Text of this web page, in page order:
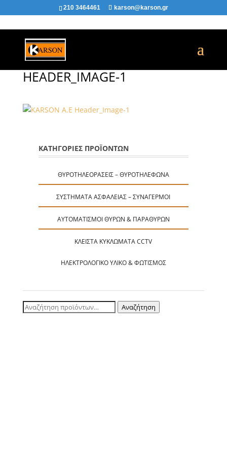
210 3464461 karson@karson.gr
HEADER_IMAGE-1
ΚΑΤΗΓΟΡΙΕΣ ΠΡΟΪΟΝΤΩΝ
ΘΥΡΟΤΗΛΕΟΡΆΣΕΙΣ – ΘΥΡΟΤΗΛΈΦΩΝΑ
ΣΥΣΤΉΜΑΤΑ ΑΣΦΑΛΕΊΑΣ – ΣΥΝΑΓΕΡΜΟΊ
ΑΥΤΟΜΑΤΙΣΜΟΊ ΘΥΡΏΝ & ΠΑΡΑΘΎΡΩΝ
ΚΛΕΙΣΤΆ ΚΥΚΛΏΜΑΤΑ CCTV
ΗΛΕΚΤΡΟΛΟΓΙΚΌ ΥΛΙΚΌ & ΦΩΤΙΣΜΌΣ
Αναζήτηση
Αναζήτηση